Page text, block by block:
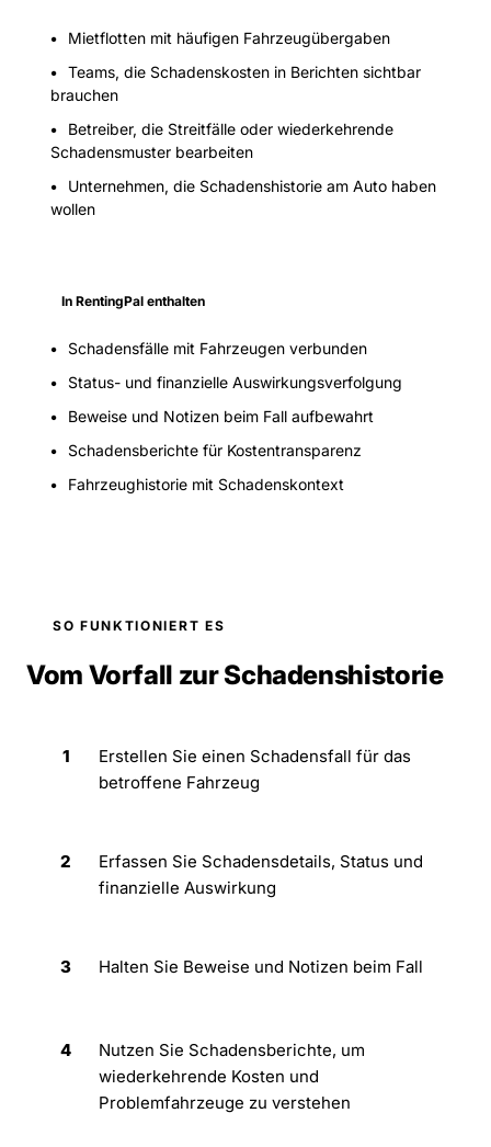
Mietflotten mit häufigen Fahrzeugübergaben
Teams, die Schadenskosten in Berichten sichtbar
brauchen
Betreiber, die Streitfälle oder wiederkehrende
Schadensmuster bearbeiten
Unternehmen, die Schadenshistorie am Auto haben
wollen
In RentingPal enthalten
Schadensfälle mit Fahrzeugen verbunden
Status- und finanzielle Auswirkungsverfolgung
Beweise und Notizen beim Fall aufbewahrt
Schadensberichte für Kostentransparenz
Fahrzeughistorie mit Schadenskontext
SO FUNKTIONIERT ES
Vom Vorfall zur Schadenshistorie
1
Erstellen Sie einen Schadensfall für das
betroffene Fahrzeug
2
Erfassen Sie Schadensdetails, Status und
finanzielle Auswirkung
3 Halten Sie Beweise und Notizen beim Fall
4
Nutzen Sie Schadensberichte, um
wiederkehrende Kosten und
Problemfahrzeuge zu verstehen